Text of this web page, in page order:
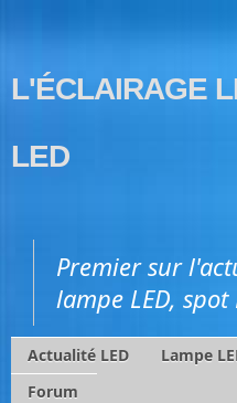
L'ÉCLAIRAGE
LED
Premier sur
lampe LED,
Actualité LED Lampe
Forum